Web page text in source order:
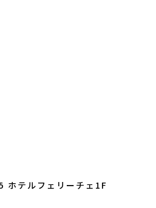
ホテルフェリーチェ1F